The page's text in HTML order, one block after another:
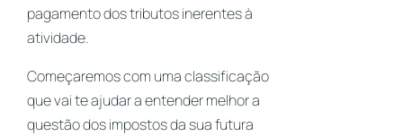
pagamento dos tributos inerentes à
atividade.
Começaremos com uma classificação
que vai te ajudar a entender melhor a
questão dos impostos da sua futura